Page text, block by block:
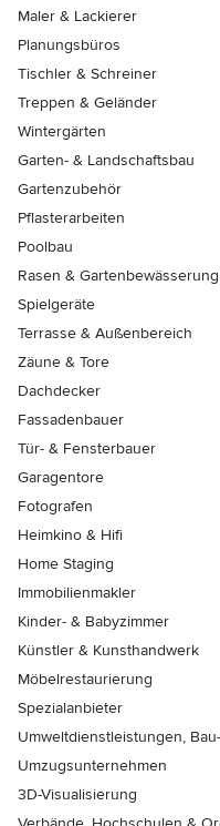
Maler & Lackierer
Planungsbüros
Tischler & Schreiner
Treppen & Geländer
Wintergärten
Garten- & Landschaftsbau
Gartenzubehör
Pflasterarbeiten
Poolbau
Rasen & Gartenbewässerung
Spielgeräte
Terrasse & Außenbereich
Zäune & Tore
Dachdecker
Fassadenbauer
Tür- & Fensterbauer
Garagentore
Fotografen
Heimkino & Hifi
Home Staging
Immobilienmakler
Kinder- & Babyzimmer
Künstler & Kunsthandwerk
Möbelrestaurierung
Spezialanbieter
Umweltdienstleistungen,
Umzugsunternehmen
3D-Visualisierung